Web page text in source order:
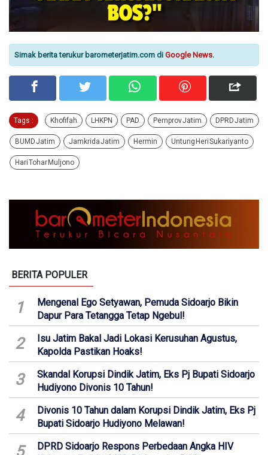
Simak berita terukur barometerjatim.com di Google News.
Tags : Khofifah LHKPN PAD Pemprov Jatim DPRD Jatim
BUMD Jatim Jamkrida Jatim Hermin Untung Heri Sukariyanto
Hari Tohar Muljono
BERITA POPULER
1
Mengenal Ego Setyawan, Pemuda Sidoarjo Bikin
Dapur Para Tetangga Tetap Ngebul!
2
Isu Jatim Bakal Jadi Lokasi Kerusuhan Agustus,
Kapolda Pastikan Hoaks!
3
Skandal Korupsi Dindik Jatim, Eks Pj Bupati Sidoarjo
Hudiyono Divonis 10 Tahun!
4
Divonis 10 Tahun dalam Korupsi Dindik Jatim, Eks Pj
Bupati Sidoarjo Hudiyono Melawan!
DPRD Sidoarjo Respons Perbedaan Angka HIV